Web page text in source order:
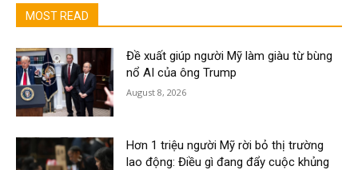
MOST READ
Đề xuất giúp người Mỹ làm giàu từ bùng
nổ AI của ông Trump
August 8, 2026
Hơn 1 triệu người Mỹ rời bỏ thị trường
lao động: Điều gì đang đẩy cuộc khủng